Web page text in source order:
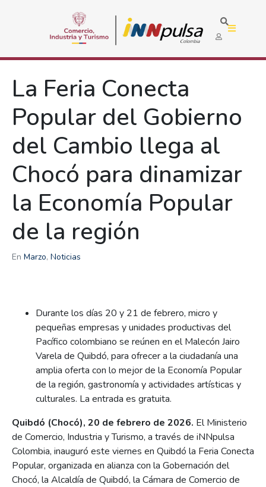
La Feria Conecta
Popular del Gobierno
del Cambio llega al
Chocó para dinamizar
la Economía Popular
de la región
En Marzo, Noticias
Durante los días 20 y 21 de febrero, micro y
pequeñas empresas y unidades productivas del
Pacífico colombiano se reúnen en el Malecón Jairo
Varela de Quibdó, para ofrecer a la ciudadanía una
amplia oferta con lo mejor de la Economía Popular
de la región, gastronomía y actividades artísticas y
culturales. La entrada es gratuita.
Quibdó (Chocó), 20 de febrero de 2026. El Ministerio
de Comercio, Industria y Turismo, a través de iNNpulsa
Colombia, inauguró este viernes en Quibdó la Feria Conecta
Popular, organizada en alianza con la Gobernación del
Chocó, la Alcaldía de Quibdó, la Cámara de Comercio de